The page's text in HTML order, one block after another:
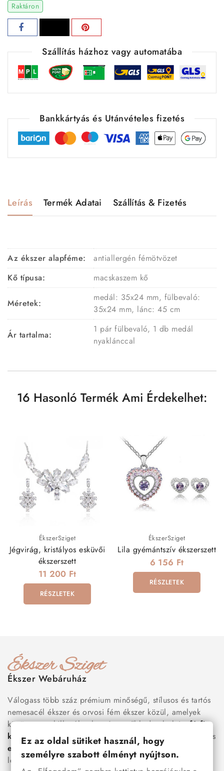
Raktáron
Szállítás házhoz vagy automatába
Bankkártyás és Utánvételes fizetés
Leírás Termék Adatai Szállítás & Fizetés
Az ékszer alapféme:
antiallergén fémötvözet
Kő típusa:
macskaszem kő
Méretek:
medál: 35x24 mm, fülbevaló:
35x24 mm, lánc: 45 cm
Ár tartalma:
1 pár fülbevaló, 1 db medál
nyaklánccal
16 Hasonló Termék Ami Érdekelhet:
ÉkszerSziget
Jégvirág, kristályos esküvői
ékszerszett
11 200 Ft
RÉSZLETEK
ÉkszerSziget
Lila gyémántszív ékszerszett
6 156 Ft
RÉSZLETEK
Ékszer Webáruház
Válogass több száz prémium minőségű, stílusos és tartós
nemesacél ékszer és orvosi fém ékszer közül, amelyek
között megtalálhatók a legnépszerűbb darabok is:férfi
karkötők
, női nyakláncok , karikagyűrűk
és
esküvői kiegészítőkegyaránt. Webáruházunkban a
legújabb trendeket követő, mégis időtálló ékszerek közül
Ez az oldal sütiket használ, hogy
személyre szabott élményt nyújtson.